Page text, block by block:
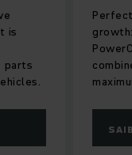
is
parts